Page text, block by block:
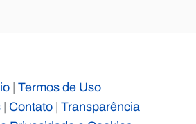
| Termos de Uso
| Contato| Transparência